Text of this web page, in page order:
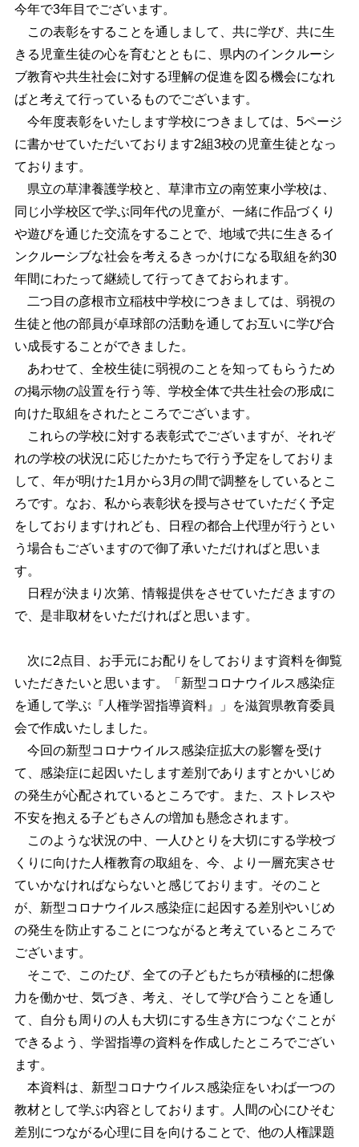
今年で3年目でございます。
この表彰をすることを通しまして、共に学び、共に生
きる児童生徒の心を育むとともに、県内のインクルーシ
ブ教育や共生社会に対する理解の促進を図る機会になれ
ばと考えて行っているものでございます。
今年度表彰をいたします学校につきましては、5ページ
に書かせていただいております2組3校の児童生徒となっ
ております。
県立の草津養護学校と、草津市立の南笠東小学校は、
同じ小学校区で学ぶ同年代の児童が、一緒に作品づくり
や遊びを通じた交流をすることで、地域で共に生きるイ
ンクルーシブな社会を考えるきっかけになる取組を約30
年間にわたって継続して行ってきておられます。
二つ目の彦根市立稲枝中学校につきましては、弱視の
生徒と他の部員が卓球部の活動を通してお互いに学び合
い成長することができました。
あわせて、全校生徒に弱視のことを知ってもらうため
の掲示物の設置を行う等、学校全体で共生社会の形成に
向けた取組をされたところでございます。
これらの学校に対する表彰式でございますが、それぞ
れの学校の状況に応じたかたちで行う予定をしておりま
して、年が明けた1月から3月の間で調整をしているとこ
ろです。なお、私から表彰状を授与させていただく予定
をしておりますけれども、日程の都合上代理が行うとい
う場合もございますので御了承いただければと思いま
す。
日程が決まり次第、情報提供をさせていただきますの
で、是非取材をいただければと思います。
次に2点目、お手元にお配りをしております資料を御覧
いただきたいと思います。「新型コロナウイルス感染症
を通して学ぶ『人権学習指導資料』」を滋賀県教育委員
会で作成いたしました。
今回の新型コロナウイルス感染症拡大の影響を受け
て、感染症に起因いたします差別でありますとかいじめ
の発生が心配されているところです。また、ストレスや
不安を抱える子どもさんの増加も懸念されます。
このような状況の中、一人ひとりを大切にする学校づ
くりに向けた人権教育の取組を、今、より一層充実させ
ていかなければならないと感じております。そのこと
が、新型コロナウイルス感染症に起因する差別やいじめ
の発生を防止することにつながると考えているところで
ございます。
そこで、このたび、全ての子どもたちが積極的に想像
力を働かせ、気づき、考え、そして学び合うことを通し
て、自分も周りの人も大切にする生き方につなぐことが
できるよう、学習指導の資料を作成したところでござい
ます。
本資料は、新型コロナウイルス感染症をいわば一つの
教材として学ぶ内容としております。人間の心にひそむ
差別につながる心理に目を向けることで、他の人権課題